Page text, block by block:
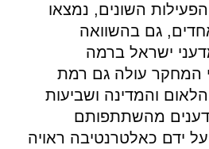
השונים, נמצאו
גם בהשוואה
ישראל ברמה
המחקר עולה גם רמת
והמדינה ושביעות
מהשתתפותם
ידם כאלטרנטיבה ראויה